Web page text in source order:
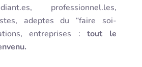
professionnel.les,
adeptes du “faire soi-
entreprises :tout le